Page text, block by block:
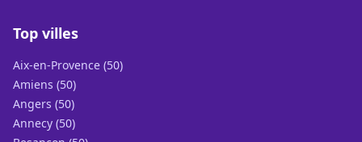
Top villes
Aix-en-Provence (50)
Amiens (50)
Angers (50)
Annecy (50)